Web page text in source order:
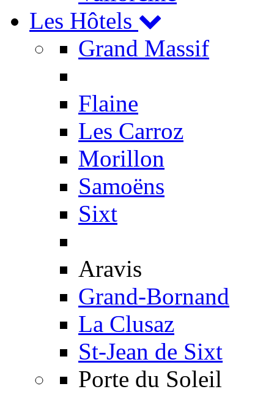
Les Hôtels
Grand Massif
Flaine
Les Carroz
Morillon
Samoëns
Sixt
Aravis
Grand-Bornand
La Clusaz
St-Jean de Sixt
Porte du Soleil